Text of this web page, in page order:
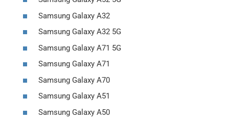
Samsung Galaxy A32
Samsung Galaxy A32 5G
Samsung Galaxy A71 5G
Samsung Galaxy A71
Samsung Galaxy A70
Samsung Galaxy A51
Samsung Galaxy A50